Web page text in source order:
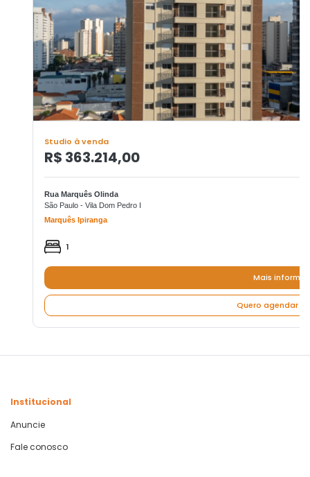
Studio à venda
R$ 363.214,00
Rua Marquês Olinda
São Paulo - Vila Dom Pedro I
Marquês Ipiranga
1
Mais
Quero agendar
Institucional
Anuncie
Fale conosco